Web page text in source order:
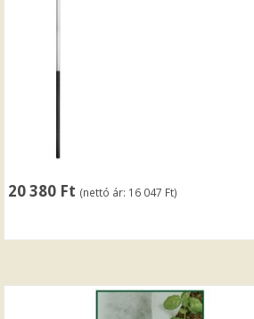
20 380 Ft (nettó ár: 16 047 Ft)